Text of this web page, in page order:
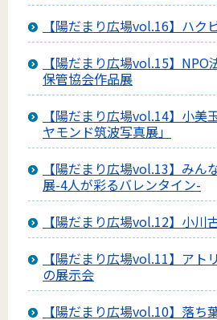
【陽だまり広場vol.16】ハク
【陽だまり広場vol.15】
保管協会作品展
【陽だまり広場vol.14】小美
ヤモンド筑波写真展」
【陽だまり広場vol.13】みん
展-4人が彩るバレンタイン-
【陽だまり広場vol.12】小川
【陽だまり広場vol.11】アト
の展示会
【陽だまり広場vol.10】落ち